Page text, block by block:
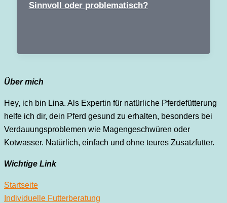
Sinnvoll oder problematisch?
Über mich
Hey, ich bin Lina. Als Expertin für natürliche Pferdefütterung
helfe ich dir, dein Pferd gesund zu erhalten, besonders bei
Verdauungsproblemen wie Magengeschwüren oder
Kotwasser. Natürlich, einfach und ohne teures Zusatzfutter.
Wichtige Link
Startseite
Individuelle Futterberatung